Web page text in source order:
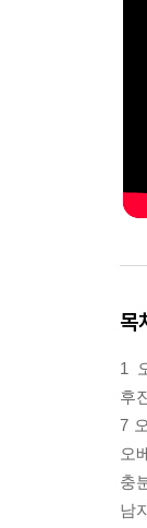
목
1
후
7
오
충
남